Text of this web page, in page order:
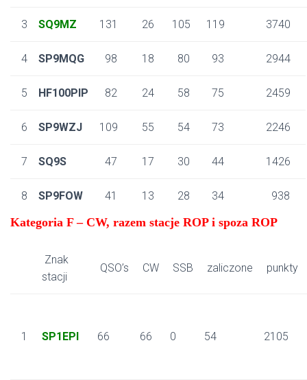
3 SQ9MZ 131 26 105 119 3740
4 SP9MQG 98 18 80 93 2944
5 HF100PIP 82 24 58 75 2459
6 SP9WZJ 109 55 54 73 2246
7 SQ9S 47 17 30 44 1426
8 SP9FOW 41 13 28 34 938
Kategoria F – CW, razem stacje ROP i spoza ROP
Znak
stacji
QSO’s CW SSB zaliczone punkty
1 SP1EPI 66 66 0 54 2105